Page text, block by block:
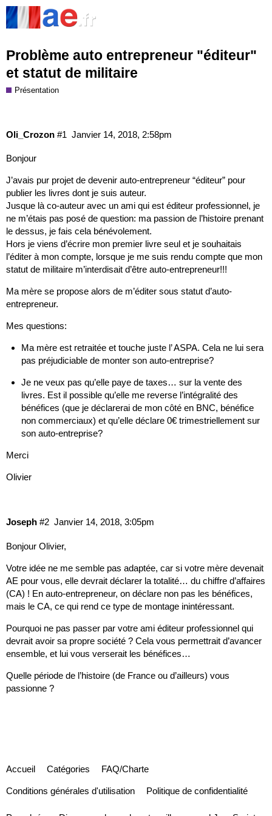
Problème auto entrepreneur "éditeur"
et statut de militaire
Présentation
Oli_Crozon Janvier 14, 2018, 2:58pm
#1
Bonjour
J’avais pur projet de devenir auto-entrepreneur “éditeur” pour
publier les livres dont je suis auteur.
Jusque là co-auteur avec un ami qui est éditeur professionnel, je
ne m’étais pas posé de question: ma passion de l’histoire prenant
le dessus, je fais cela bénévolement.
Hors je viens d’écrire mon premier livre seul et je souhaitais
l’éditer à mon compte, lorsque je me suis rendu compte que mon
statut de militaire m’interdisait d’être auto-entrepreneur!!!
Ma mère se propose alors de m’éditer sous statut d’auto-
entrepreneur.
Mes questions:
Ma mère est retraitée et touche juste l’ ASPA. Cela ne lui sera
pas préjudiciable de monter son auto-entreprise?
Je ne veux pas qu’elle paye de taxes… sur la vente des
livres. Est il possible qu’elle me reverse l’intégralité des
bénéfices (que je déclarerai de mon côté en BNC, bénéfice
non commerciaux) et qu’elle déclare 0€ trimestriellement sur
son auto-entreprise?
Merci
Olivier
Joseph Janvier 14, 2018, 3:05pm
#2
Bonjour Olivier,
Votre idée ne me semble pas adaptée, car si votre mère devenait
AE pour vous, elle devrait déclarer la totalité… du chiffre d’affaires
(CA) ! En auto-entrepreneur, on déclare non pas les bénéfices,
mais le CA, ce qui rend ce type de montage inintéressant.
Pourquoi ne pas passer par votre ami éditeur professionnel qui
devrait avoir sa propre société ? Cela vous permettrait d’avancer
ensemble, et lui vous verserait les bénéfices…
Quelle période de l’histoire (de France ou d’ailleurs) vous
passionne ?
Accueil Catégories FAQ/Charte
Conditions générales d'utilisation Politique de confidentialité